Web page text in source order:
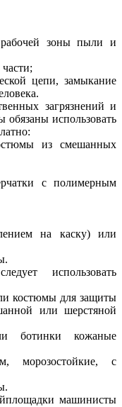
зоны пыли и
цепи, замыкание
загрязнений и
использовать
из смешанных
с полимерным
на каску) или
использовать
костюмы для защиты
или шерстяной
ботинки кожаные
морозостойкие, с
машинисты